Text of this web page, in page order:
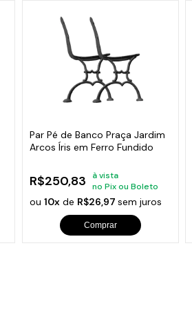
Par Pé de Banco Praça Jardim
Arcos Íris em Ferro Fundido
R$250,83
à vista
no Pix ou Boleto
ou 10xde R$26,97 sem juros
Comprar